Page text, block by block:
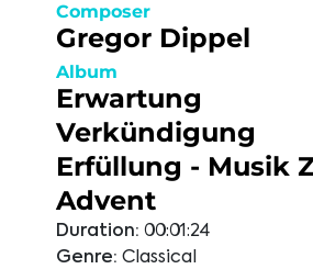
Composer
Gregor Dippel
Album
Erwartung
Verkündigung
Erfüllung - Musik
Advent
Duration: 00:01:24
Genre: Classical